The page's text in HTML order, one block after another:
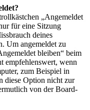
„Angemeldet
für eine Sitzung
deines
Um angemeldet zu
bleiben“ beim
empfehlenswert, wenn
zum Beispiel in
diese Option nicht zur
von der Board-